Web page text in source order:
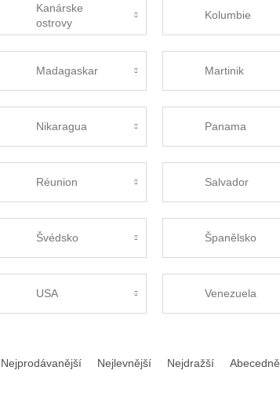
Kanárske
ostrovy
Kolumbie
Madagaskar Martinik
Nikaragua Panama
Réunion Salvador
Švédsko Španělsko
USA Venezuela
Nejprodávanější Nejlevnější Nejdražší Abecedně